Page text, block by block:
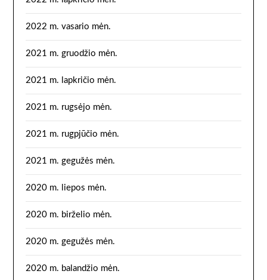
2022 m. vasario mėn.
2021 m. gruodžio mėn.
2021 m. lapkričio mėn.
2021 m. rugsėjo mėn.
2021 m. rugpjūčio mėn.
2021 m. gegužės mėn.
2020 m. liepos mėn.
2020 m. birželio mėn.
2020 m. gegužės mėn.
2020 m. balandžio mėn.